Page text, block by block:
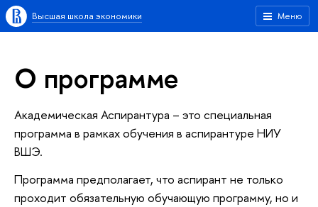
Меню
Высшая школа экономики
О программе
Академическая Аспирантура – это специальная
программа в рамках обучения в аспирантуре НИУ
ВШЭ.
Программа предполагает, что аспирант не только
проходит обязательную обучающую программу, но и